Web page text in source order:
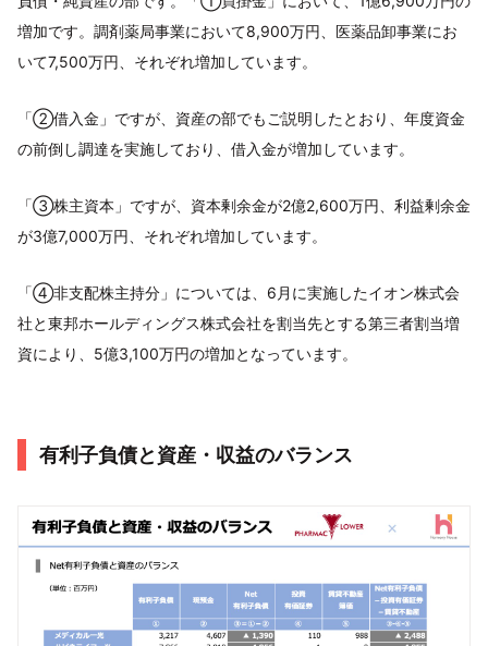
増加です。調剤薬局事業において8,900万円、医薬品卸事業にお
いて7,500万円、それぞれ増加しています。
「②借入金」ですが、資産の部でもご説明したとおり、年度資金
の前倒し調達を実施しており、借入金が増加しています。
「③株主資本」ですが、資本剰余金が2億2,600万円、利益剰余金
が3億7,000万円、それぞれ増加しています。
「④非支配株主持分」については、6月に実施したイオン株式会
社と東邦ホールディングス株式会社を割当先とする第三者割当増
資により、5億3,100万円の増加となっています。
有利子負債と資産・収益のバランス